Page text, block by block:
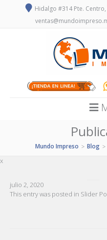
Hidalgo #314 Pte.
Mundo Impreso > Blog >
x
julio 2, 2020
This entry was posted in Slider